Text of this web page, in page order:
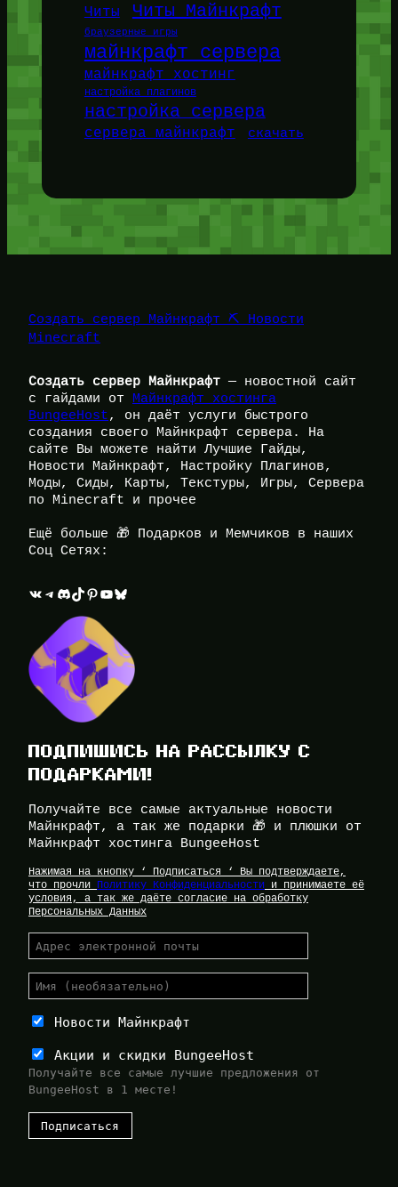
Читы Читы Майнкрафт
браузерные игры
майнкрафт сервера
майнкрафт хостинг
настройка плагинов
настройка сервера
сервера майнкрафт скачать
Создать сервер Майнкрафт ⛏️ Новости
Minecraft
Создать сервер Майнкрафт — новостной сайт
с гайдами от Майнкрафт хостинга
BungeeHost, он даёт услуги быстрого
создания своего Майнкрафт сервера. На
сайте Вы можете найти Лучшие Гайды,
Новости Майнкрафт, Настройку Плагинов,
Моды, Сиды, Карты, Текстуры, Игры, Сервера
по Minecraft и прочее
Ещё больше 🎁 Подарков и Мемчиков в наших
Соц Сетях:
ВКонтакте Telegram Discord TikTok Pinterest YouTube Bluesky
ПОДПИШИСЬ НА РАССЫЛКУ С
ПОДАРКАМИ!
Получайте все самые актуальные новости
Майнкрафт, а так же подарки 🎁 и плюшки от
Майнкрафт хостинга BungeeHost
Нажимая на кнопку ‘ Подписаться ‘ Вы подтверждаете,
что прочли Политику Конфиденциальности и принимаете её
условия, а так же даёте согласие на обработку
Персональных Данных
Новости Майнкрафт
Акции и скидки BungeeHost
Получайте все самые лучшие предложения от
BungeeHost в 1 месте!